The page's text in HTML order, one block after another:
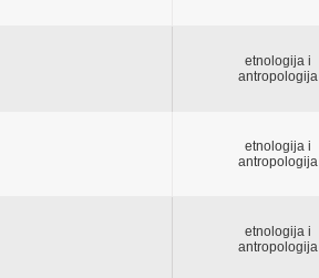
etnologija i
antropologija
etnologija i
antropologija
etnologija i
antropologija